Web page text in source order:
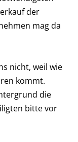
der
mag da
nicht, weil wie
kommt.
die
bitte vor